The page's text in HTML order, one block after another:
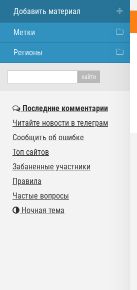
Добавить материал
Метки
Регионы
Последние комментарии
Читайте новости в телеграм
Сообщить об ошибке
Топ сайтов
Забаненные участники
Правила
Частые вопросы
Ночная тема